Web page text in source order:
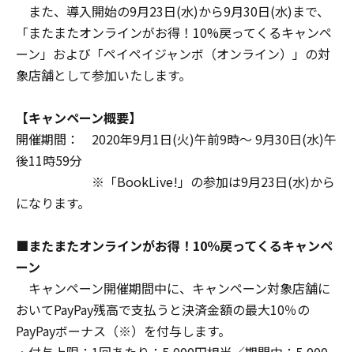
また、導入開始の9月23日(水)から9月30日(水)まで、
「またまたオンラインがお得！10%戻ってくるキャンペ
ーン」および「ペイペイジャンボ（オンライン）」の対
象店舗として参加いたします。
【キャンペーン概要】
開催期間： 2020年9月1日(火)午前9時～ 9月30日(水)午
後11時59分
※「BookLive!」の参加は9月23日(水)から
になります。
■またまたオンラインがお得！10％戻ってくるキャンペ
ーン
キャンペーン開催期間中に、キャンペーン対象店舗に
おいてPayPay残高で支払うと決済金額の最大10％の
PayPayボーナス（※）を付与します。